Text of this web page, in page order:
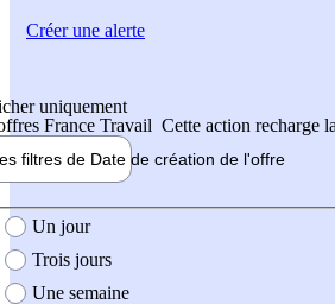
uniquement
France Travail Cette action recharge
filtres de Date de création de l'offre
création de l'offre
Un jour
Trois jours
Une semaine
Créer une alerte